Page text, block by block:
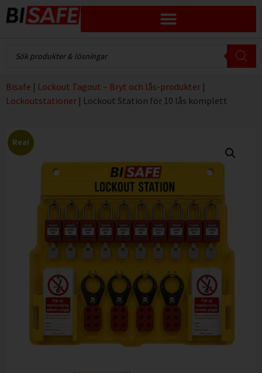
Bisafe | Lockout Tagout – Bryt och lås-produkter |
Lockoutstationer | Lockout Station för 10 lås komplett
Rea!